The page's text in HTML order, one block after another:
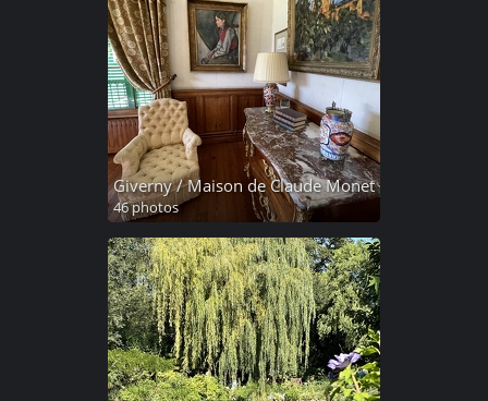
Giverny / Maison de Claude Monet
46 photos